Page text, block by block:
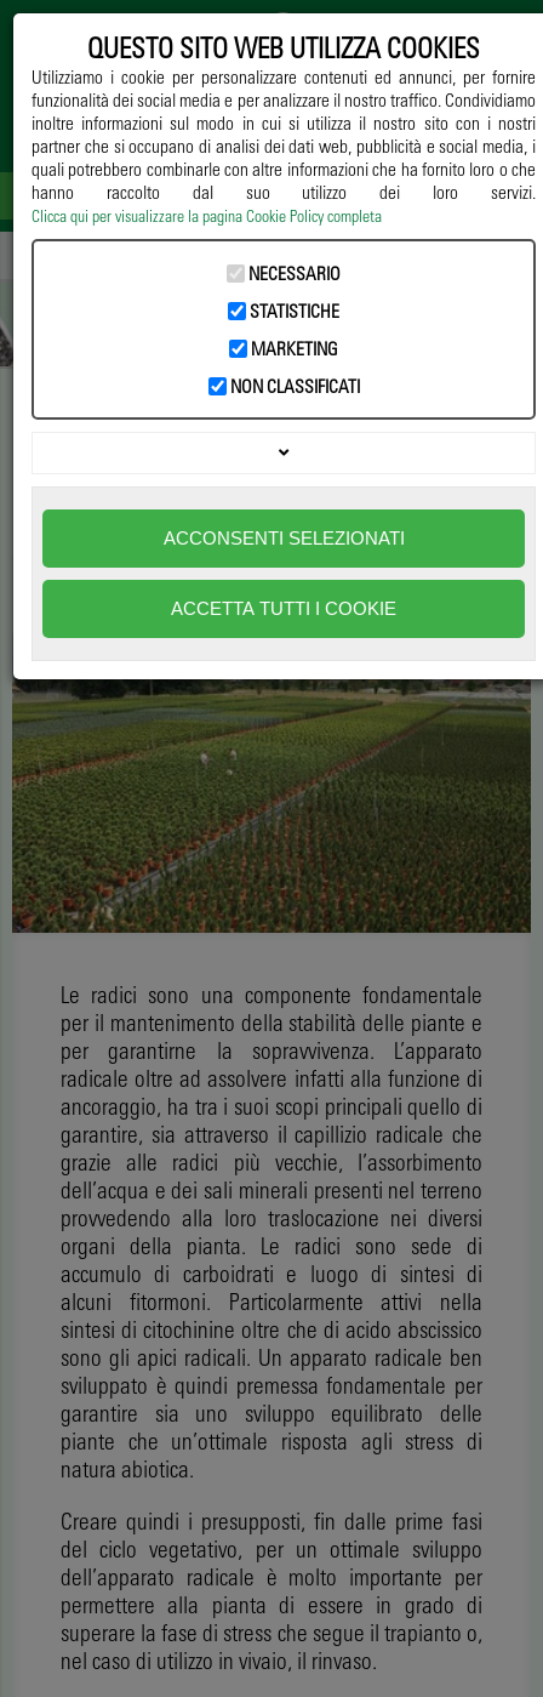
Kelpak® e sviluppo radicale
delle radici. Un approfondimento sul suo utilizzo per le
coltivazioni in contenitore
diRedazione Aboutplants 2680
Le radici sono una componente fondamentale
per il mantenimento della stabilità delle piante e
per garantirne la sopravvivenza. L’apparato
radicale oltre ad assolvere infatti alla funzione di
ancoraggio, ha tra i suoi scopi principali quello di
garantire, sia attraverso il capillizio radicale che
grazie alle radici più vecchie, l’assorbimento
dell’acqua e dei sali minerali presenti nel terreno
provvedendo alla loro traslocazione nei diversi
organi della pianta. Le radici sono sede di
accumulo di carboidrati e luogo di sintesi di
alcuni fitormoni. Particolarmente attivi nella
sintesi di citochinine oltre che di acido abscissico
sono gli apici radicali. Un apparato radicale ben
sviluppato è quindi premessa fondamentale per
garantire sia uno sviluppo equilibrato delle
piante che un’ottimale risposta agli stress di
natura abiotica.
Creare quindi i presupposti, fin dalle prime fasi
del ciclo vegetativo, per un ottimale sviluppo
dell’apparato radicale è molto importante per
permettere alla pianta di essere in grado di
superare la fase di stress che segue il trapianto o,
nel caso di utilizzo in vivaio, il rinvaso.
QUESTO SITO WEB UTILIZZA COOKIES
Utilizziamo i cookie per personalizzare contenuti ed annunci, per fornire
funzionalità dei social media e per analizzare il nostro traffico. Condividiamo
inoltre informazioni sul modo in cui si utilizza il nostro sito con i nostri
partner che si occupano di analisi dei dati web, pubblicità e social media, i
quali potrebbero combinarle con altre informazioni che ha fornito loro o che
hanno raccolto dal suo utilizzo dei loro servizi.
Clicca qui per visualizzare la pagina Cookie Policy completa
NECESSARIO
STATISTICHE
MARKETING
NON CLASSIFICATI
ACCONSENTI SELEZIONATI
ACCETTA TUTTI I COOKIE